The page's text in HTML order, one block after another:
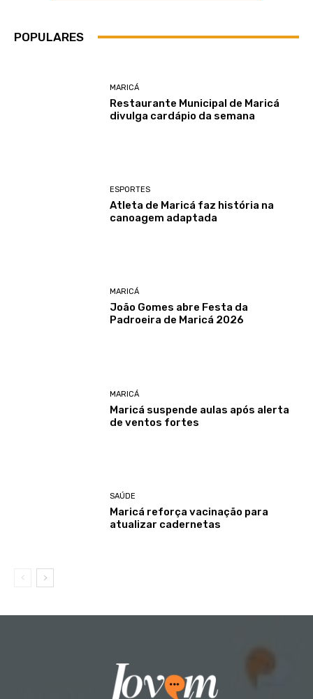
POPULARES
MARICÁ
Restaurante Municipal de Maricá
divulga cardápio da semana
ESPORTES
Atleta de Maricá faz história na
canoagem adaptada
MARICÁ
João Gomes abre Festa da
Padroeira de Maricá 2026
MARICÁ
Maricá suspende aulas após alerta
de ventos fortes
SAÚDE
Maricá reforça vacinação para
atualizar cadernetas